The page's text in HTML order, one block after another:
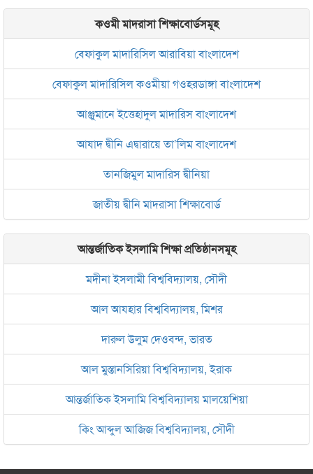
কওমী মাদরাসা শিক্ষাবোর্ডসমূহ
বেফাকুল মাদারিসিল আরাবিয়া বাংলাদেশ
বেফাকুল মাদারিসিল কওমীয়া গওহরডাঙ্গা বাংলাদেশ
আঞ্জুমানে ইত্তেহাদুল মাদারিস বাংলাদেশ
আযাদ দ্বীনি এদ্বারায়ে তা’লিম বাংলাদেশ
তানজিমুল মাদারিস দ্বীনিয়া
জাতীয় দ্বীনি মাদরাসা শিক্ষাবোর্ড
আন্তর্জাতিক ইসলামি শিক্ষা প্রতিষ্ঠানসমূহ
মদীনা ইসলামী বিশ্ববিদ্যালয়, সৌদী
আল আযহার বিশ্ববিদ্যালয়, মিশর
দারুল উলুম দেওবন্দ, ভারত
আল মুস্তানসিরিয়া বিশ্ববিদ্যালয়, ইরাক
আন্তর্জাতিক ইসলামি বিশ্ববিদ্যালয় মালয়েশিয়া
কিং আব্দুল আজিজ বিশ্ববিদ্যালয়, সৌদী